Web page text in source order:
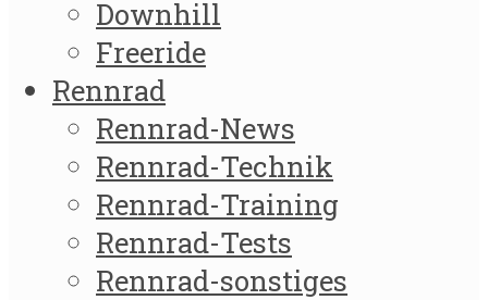
Downhill
Freeride
Rennrad
Rennrad-News
Rennrad-Technik
Rennrad-Training
Rennrad-Tests
Rennrad-sonstiges